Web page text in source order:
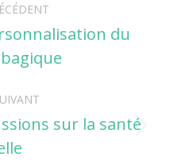
du
sur la santé